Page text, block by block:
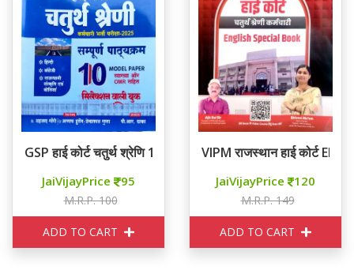
GSP हाई कोर्ट चतुर्थ श्रेणि 10 मॉडल पेपर्स
JaiVijayPrice 95
M.R.P. 100
ADD TO CART
VIPM राजस्थान हाई कोर्ट
JaiVijayPrice 120
M.R.P. 149
ADD TO CART